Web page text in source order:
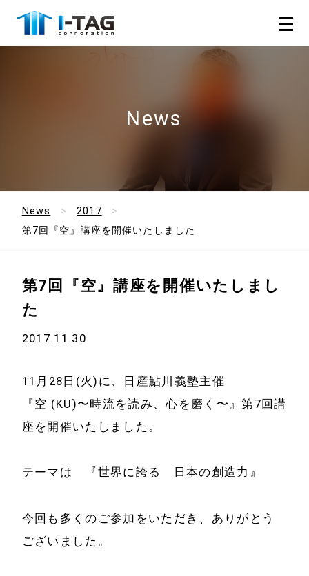
ホーム
News
News
2017
第7回『空』講座を開催いたしました
第7回『空』講座を開催いたしまし
た
2017.11.30
11月28日(火)に、日産鮎川義塾主催
『空 (KU)〜時流を読み、心を磨く〜』第7回講
座を開催いたしました。
テーマは 『世界に誇る 日本の創造力』
今回も多くのご参加をいただき、ありがとう
ございました。